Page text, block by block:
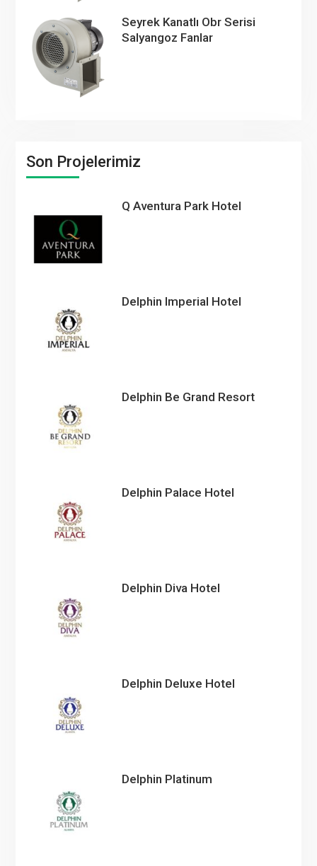
Seyrek Kanatlı Obr Serisi
Salyangoz Fanlar
Son Projelerimiz
Q Aventura Park Hotel
Delphin Imperial Hotel
Delphin Be Grand Resort
Delphin Palace Hotel
Delphin Diva Hotel
Delphin Deluxe Hotel
Delphin Platinum